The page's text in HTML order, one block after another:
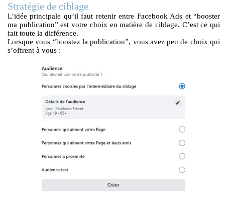
Stratégie de ciblage
L’idée principale qu’il faut retenir entre Facebook Ads et “booster
ma publication” est votre choix en matière de ciblage. C’est ce qui
fait toute la différence.
Lorsque vous “boostez la publication”, vous avez peu de choix qui
s’offrent à vous :